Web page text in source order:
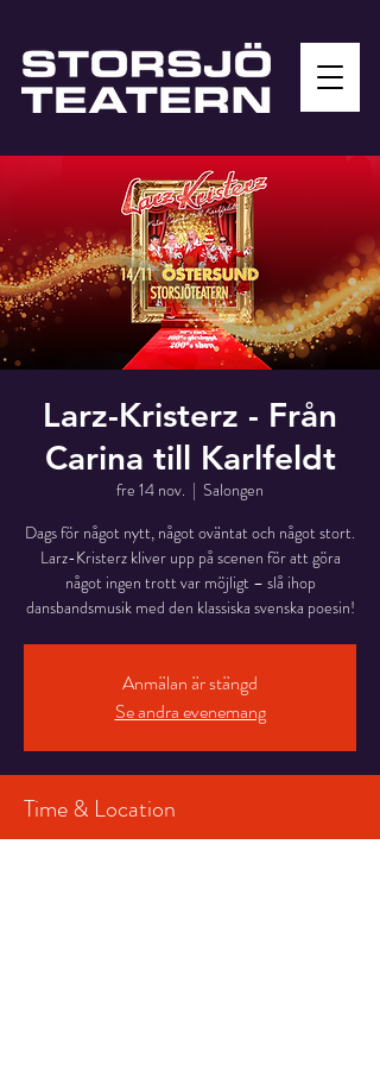
Larz-Kristerz - Från
Carina till Karlfeldt
fre 14 nov.
  |
Salongen
Dags för något nytt, något oväntat och något stort.
Larz-Kristerz kliver upp på scenen för att göra
något ingen trott var möjligt – slå ihop
dansbandsmusik med den klassiska svenska poesin!
Anmälan är stängd
Se andra evenemang
Time & Location